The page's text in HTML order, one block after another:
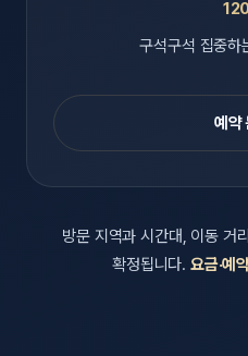
구석구석 집중하
예약
방문 지역과 시간대, 이동 거
확정됩니다. 요금·예